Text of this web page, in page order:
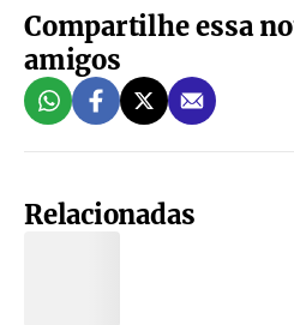
Compartilhe essa
amigos
Relacionadas